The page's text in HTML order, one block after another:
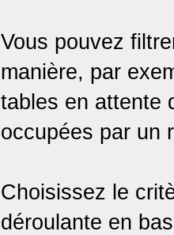
Vous pouvez
manière, par
tables en attente
occupées par un
Choisissez le
déroulante en